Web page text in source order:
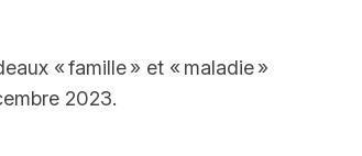
« famille » et « maladie »
2023.